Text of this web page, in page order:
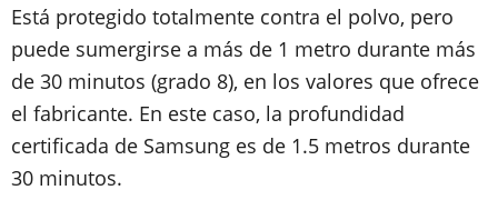
Está protegido totalmente contra el polvo, pero
puede sumergirse a más de 1 metro durante más
de 30 minutos (grado 8), en los valores que ofrece
el fabricante. En este caso, la profundidad
certificada de Samsung es de 1.5 metros durante
30 minutos.